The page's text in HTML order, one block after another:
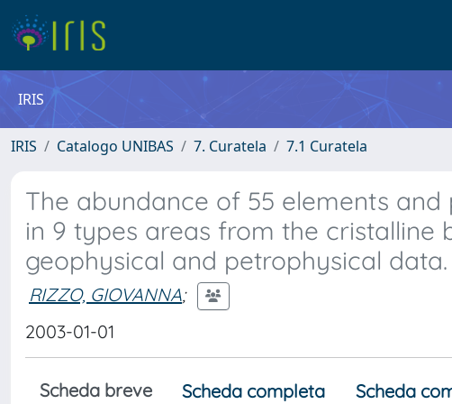
IRIS
IRIS Catalogo UNIBAS 7. Curatela 7.1 Curatela
The abundance of 55 elements
in 9 types areas from the cristalline
geophysical and petrophysical data.
RIZZO, GIOVANNA;
2003-01-01
Scheda breve Scheda completa Scheda